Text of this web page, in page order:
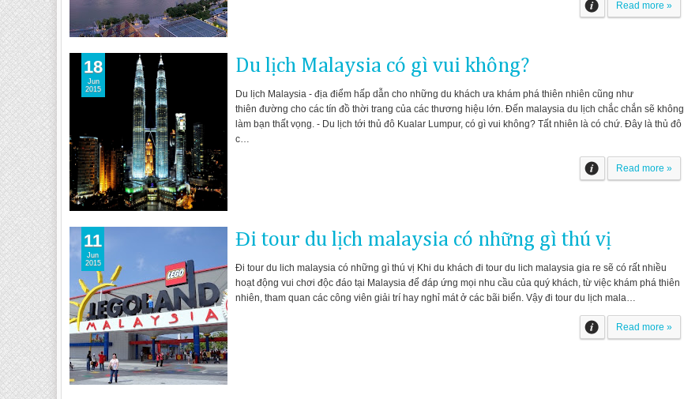
Read more »
Du lịch Malaysia có gì vui không?
Du lịch Malaysia - địa điểm hấp dẫn cho những du khách ưa khám phá thiên nhiên cũng như
thiên đường cho các tín đồ thời trang của các thương hiệu lớn. Đến malaysia du lịch chắc chắn sẽ không
làm bạn thất vọng. - Du lịch tới thủ đô Kualar Lumpur, có gì vui không? Tất nhiên là có chứ. Đây là thủ đô
c…
Read more »
18
Jun
2015
Đi tour du lịch malaysia có những gì thú vị
Đi tour du lich malaysia có những gì thú vị Khi du khách đi tour du lich malaysia gia re sẽ có rất nhiều
hoạt động vui chơi độc đáo tại Malaysia để đáp ứng mọi nhu cầu của quý khách, từ việc khám phá thiên
nhiên, tham quan các công viên giải trí hay nghỉ mát ở các bãi biển. Vậy đi tour du lịch mala…
Read more »
11
Jun
2015